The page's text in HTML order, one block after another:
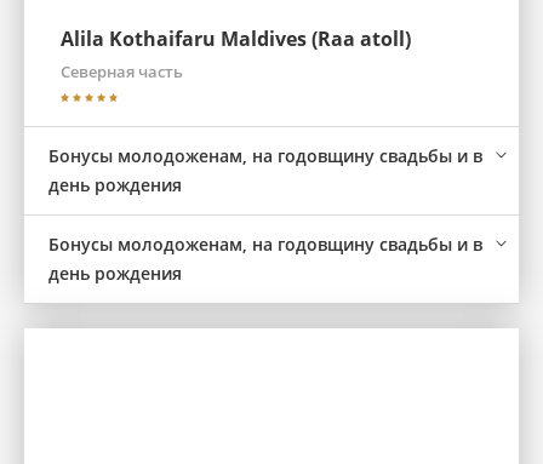
Alila Kothaifaru Maldives (Raa atoll)
Северная часть
Бонусы молодоженам, на годовщину свадьбы и в
день рождения
Бонусы молодоженам, на годовщину свадьбы и в
день рождения